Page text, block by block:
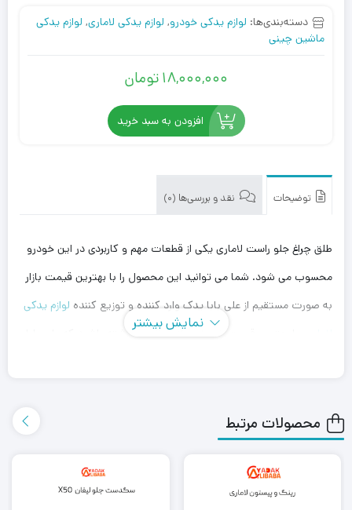
دسته‌بندی‌ها: لوازم یدکی خودرو, لوازم یدکی لاماری, لوازم یدکی
ماشین چینی
18,000,000تومان
افزودن به سبد خرید
توضیحات نقد و بررسی‌ها (0)
طلق چراغ جلو راست لاماری یکی از قطعات مهم و کاربردی در این خودرو
محسوب می شود. شما می توانید این محصول را با بهترین قیمت بازار
به صورت مستقیم از علی بابا یدک وارد کننده و توزیع کننده لوازم یدکی
، با بهترین قیمت خریداری کنید. توجه داشته باشید که علی بابا
همچنین می توانید علاوه بر خرید طلق چراغ جلو راست لاماری، سایر
لوازم
کارشناسان فروش ما تماس بگیرید.
نمایش بیشتر
محصولات مرتبط